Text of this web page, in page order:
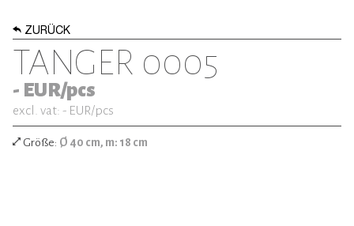
ZURÜCK
TANGER 0005
- EUR/pcs
excl. vat: - EUR/pcs
Größe: Ø 40 cm, m: 18 cm